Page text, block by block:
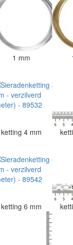
1 mm
ketting 4 mm
ketting 6 mm